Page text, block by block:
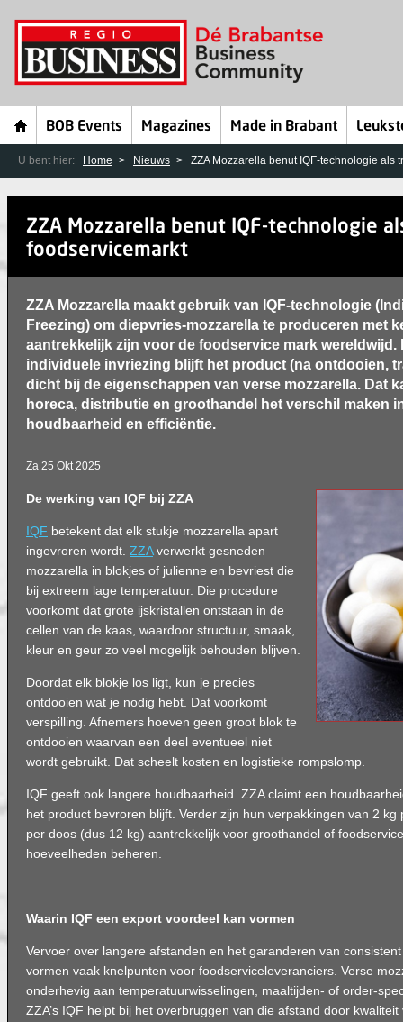
BOB Events Magazines Made in Brabant
U bent hier: Home Nieuws ZZA Mozzarella benut IQF-technologie als
ZZA Mozzarella benut IQF-technologie
foodservicemarkt
ZZA Mozzarella maakt gebruik van IQF-technologie
Freezing) om diepvries-mozzarella te produceren met
aantrekkelijk zijn voor de foodservice mark wereldwijd.
individuele invriezing blijft het product (na ontdooien,
dicht bij de eigenschappen van verse mozzarella. Dat
horeca, distributie en groothandel het verschil maken
houdbaarheid en efficiëntie.
Za 25 Okt 2025
De werking van IQF bij ZZA
IQF betekent dat elk stukje mozzarella apart
ingevroren wordt. ZZAverwerkt gesneden
mozzarella in blokjes of julienne en bevriest die
bij extreem lage temperatuur. Die procedure
voorkomt dat grote ijskristallen ontstaan in de
cellen van de kaas, waardoor structuur, smaak,
kleur en geur zo veel mogelijk behouden blijven.
Doordat elk blokje los ligt, kun je precies
ontdooien wat je nodig hebt. Dat voorkomt
verspilling. Afnemers hoeven geen groot blok te
ontdooien waarvan een deel eventueel niet
wordt gebruikt. Dat scheelt kosten en logistieke rompslomp.
IQF geeft ook langere houdbaarheid. ZZA claimt een
het product bevroren blijft. Verder zijn hun verpakkingen van 2 kg
per doos (dus 12 kg) aantrekkelijk voor groothandel of
hoeveelheden beheren.
Waarin IQF een export voordeel kan vormen
Vervoer over langere afstanden en het garanderen van
vormen vaak knelpunten voor foodserviceleveranciers. Verse
onderhevig aan temperatuurwisselingen, maaltijden- of order-
ZZA’s IQF helpt bij het overbruggen van die afstand door